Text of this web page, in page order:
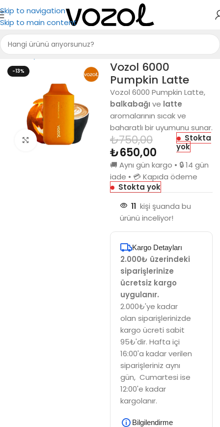
Skip to navigation
Skip to main content
Ana Sayfa Vozol 6000
-13%
Büyütmek için tıkla
Vozol 6000
Pumpkin Latte
Vozol 6000 Pumpkin Latte,
balkabağı ve latte
aromalarının sıcak ve
baharatlı bir uyumunu sunar.
₺750,00
₺650,00
Stokta
yok
🚚 Aynı gün kargo • 🔒 14 gün
iade • 💳 Kapıda ödeme
Stokta yok
11 kişi şuanda bu
ürünü inceliyor!
Kargo Detayları
2.000₺ üzerindeki
siparişlerinize
ücretsiz kargo
uygulanır.
2.000₺'ye kadar
olan siparişlerinizde
kargo ücreti sabit
95₺'dir. Hafta içi
16:00'a kadar verilen
siparişleriniz aynı
gün, Cumartesi ise
12:00'e kadar
kargolanır.
Bilgilendirme